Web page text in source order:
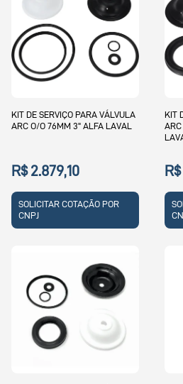
KIT DE SERVIÇO PARA VÁLVULA
ARC O/O 76MM 3" ALFA LAVAL
R$ 2.879,10
SOLICITAR COTAÇÃO POR
CNPJ
KIT